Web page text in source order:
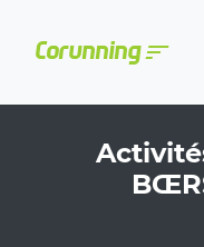
Corunningsort